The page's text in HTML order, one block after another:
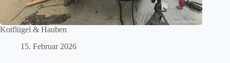
Kotflügel & Hauben
15. Februar 2026